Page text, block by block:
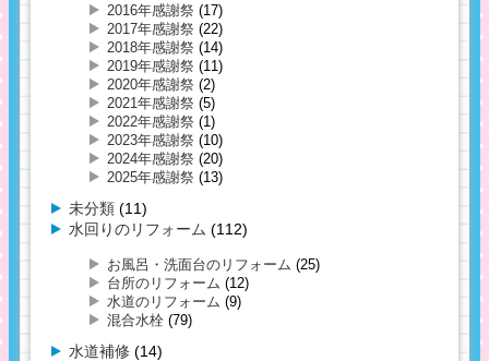
2016年感謝祭 (17)
2017年感謝祭 (22)
2018年感謝祭 (14)
2019年感謝祭 (11)
2020年感謝祭 (2)
2021年感謝祭 (5)
2022年感謝祭 (1)
2023年感謝祭 (10)
2024年感謝祭 (20)
2025年感謝祭 (13)
未分類 (11)
水回りのリフォーム (112)
お風呂・洗面台のリフォーム (25)
台所のリフォーム (12)
水道のリフォーム (9)
混合水栓 (79)
水道補修 (14)